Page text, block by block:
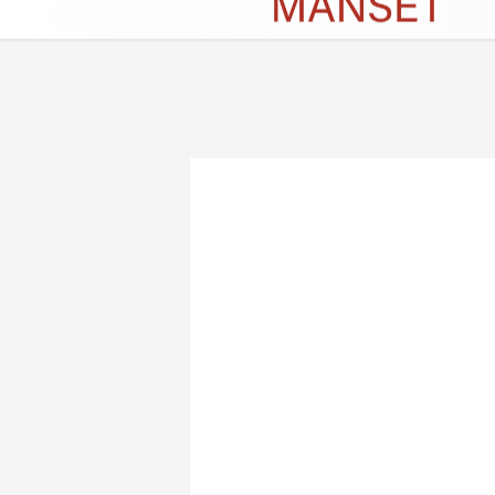
İletişim Çerez Politikası